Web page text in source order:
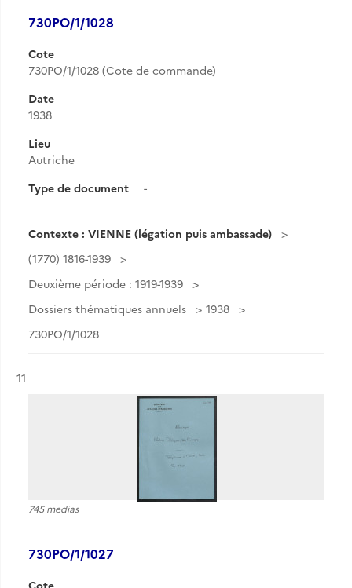
730PO/1/1028
Cote
730PO/1/1028 (Cote de commande)
Date
1938
Lieu
Autriche
Type de document
-
Contexte : VIENNE (légation puis ambassade)
(1770) 1816-1939
Deuxième période : 1919-1939
Dossiers thématiques annuels
1938
730PO/1/1028
Résultat n°
11
745 medias
730PO/1/1027
Cote